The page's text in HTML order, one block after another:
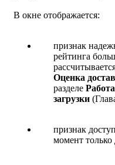
В окне отображается:
признак
рейтинга
Оценка
разделе
загрузки
признак
момент